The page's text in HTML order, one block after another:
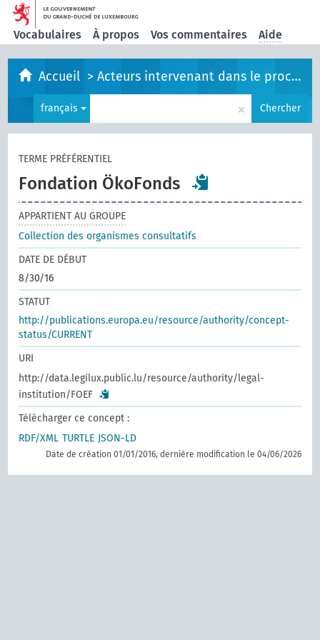
Vocabulaires À propos Vos commentaires Aide
Accueil >Acteurs intervenant dans le processus législatif
français × Chercher
TERME PRÉFÉRENTIEL
Fondation ÖkoFonds
APPARTIENT AU GROUPE
Collection des organismes consultatifs
DATE DE DÉBUT
8/30/16
STATUT
http://publications.europa.eu/resource/authority/concept-
status/CURRENT
URI
http://data.legilux.public.lu/resource/authority/legal-
institution/FOEF
Télécharger ce concept :
RDF/XML TURTLE JSON-LD
Date de création 01/01/2016, dernière modification le 04/06/2026